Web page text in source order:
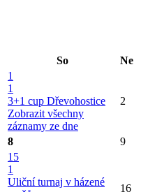
So Ne
1
1
3+1 cup Dřevohostice
Zobrazit všechny
záznamy ze dne
2
8 9
15
1
Uliční turnaj v házené
16